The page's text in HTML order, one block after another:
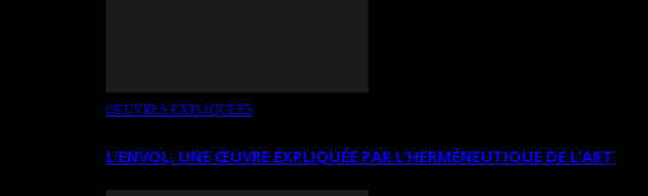
OEUVRES EXPLIQUÉES
L’ENVOL, UNE ŒUVRE EXPLIQUÉE PAR L’HERMÉNEUTIQUE DE L’ART